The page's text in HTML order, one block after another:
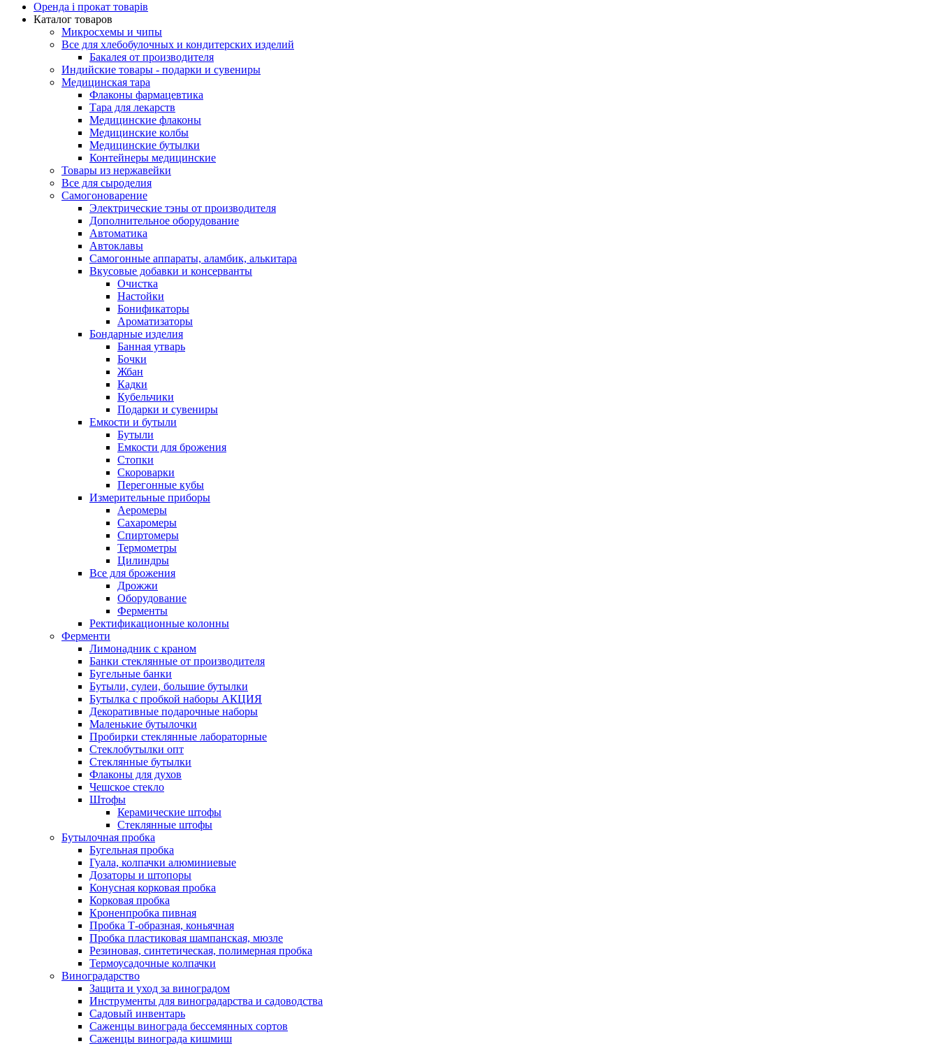
Оренда і прокат товарів
Каталог товаров
Микросхемы и чипы
Все для хлебобулочных и кондитерских изделий
Бакалея от производителя
Индийские товары - подарки и сувениры
Медицинская тара
Флаконы фармацевтика
Тара для лекарств
Медицинские флаконы
Медицинские колбы
Медицинские бутылки
Контейнеры медицинские
Товары из нержавейки
Все для сыроделия
Самогоноварение
Электрические тэны от производителя
Дополнительное оборудование
Автоматика
Автоклавы
Самогонные аппараты, аламбик, алькитара
Вкусовые добавки и консерванты
Очистка
Настойки
Бонификаторы
Ароматизаторы
Бондарные изделия
Банная утварь
Бочки
Жбан
Кадки
Кубельчики
Подарки и сувениры
Емкости и бутыли
Бутыли
Емкости для брожения
Стопки
Скороварки
Перегонные кубы
Измерительные приборы
Аеромеры
Сахаромеры
Спиртомеры
Термометры
Цилиндры
Все для брожения
Дрожжи
Оборудование
Ферменты
Ректификационные колонны
Ферменти
Лимонадник с краном
Банки стеклянные от производителя
Бугельные банки
Бутыли, сулеи, большие бутылки
Бутылка с пробкой наборы АКЦИЯ
Декоративные подарочные наборы
Маленькие бутылочки
Пробирки стеклянные лабораторные
Стеклобутылки опт
Стеклянные бутылки
Флаконы для духов
Чешское стекло
Штофы
Керамические штофы
Стеклянные штофы
Бутылочная пробка
Бугельная пробка
Гуала, колпачки алюминиевые
Дозаторы и штопоры
Конусная корковая пробка
Корковая пробка
Кроненпробка пивная
Пробка Т-образная, коньячная
Пробка пластиковая шампанская, мюзле
Резиновая, синтетическая, полимерная пробка
Термоусадочные колпачки
Виноградарство
Защита и уход за виноградом
Инструменты для виноградарства и садоводства
Садовый инвентарь
Саженцы винограда бессемянных сортов
Саженцы винограда кишмиш